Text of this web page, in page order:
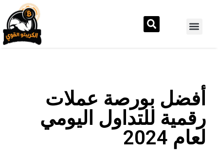
أفضل بورصة عملات
رقمية للتداول اليومي
لعام 2024